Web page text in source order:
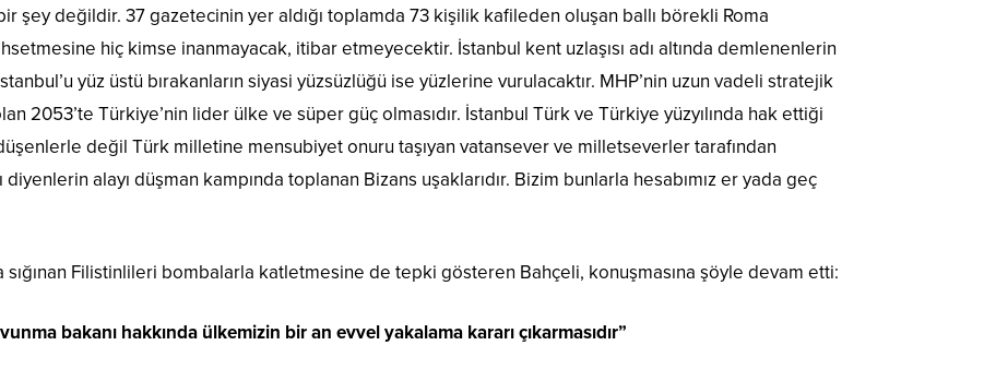
şey değildir. 37 gazetecinin yer aldığı toplamda 73 kişilik kafileden oluşan ballı börekli Roma
hiç kimse inanmayacak, itibar etmeyecektir. İstanbul kent uzlaşısı adı altında demlenenlerin
yüz üstü bırakanların siyasi yüzsüzlüğü ise yüzlerine vurulacaktır. MHP’nin uzun vadeli stratejik
2053’te Türkiye’nin lider ülke ve süper güç olmasıdır. İstanbul Türk ve Türkiye yüzyılında hak ettiği
değil Türk milletine mensubiyet onuru taşıyan vatansever ve milletseverler tarafından
alayı düşman kampında toplanan Bizans uşaklarıdır. Bizim bunlarla hesabımız er yada geç
sığınan Filistinlileri bombalarla katletmesine de tepki gösteren Bahçeli, konuşmasına şöyle devam etti:
bakanı hakkında ülkemizin bir an evvel yakalama kararı çıkarmasıdır”